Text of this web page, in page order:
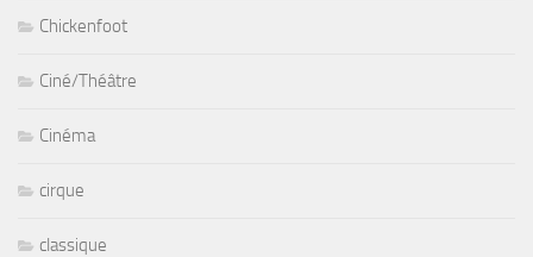
Chickenfoot
Ciné/Théâtre
Cinéma
cirque
classique